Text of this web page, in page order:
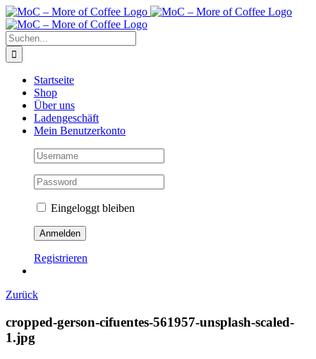
Zum
Inhalt
springen
Suche
nach:
Startseite
Shop
Über uns
Ladengeschäft
Mein Benutzerkonto
Eingeloggt bleiben
Registrieren
Zurück
cropped-gerson-cifuentes-561957-unsplash-scaled-
1.jpg